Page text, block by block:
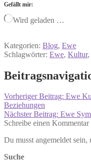
Gefällt mir:
Wird geladen …
Kategorien: Blog, Ewe
Schlagwörter: Ewe, Kultur,
Vorheriger Beitrag: Ewe
Beziehungen
Nächster Beitrag: Ewe
Schreibe einen Kommentar
Du musst angemeldet
Suche